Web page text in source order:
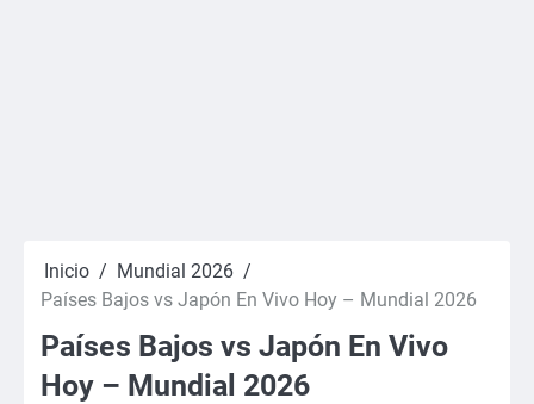
Inicio
Mundial 2026
Países Bajos vs Japón En Vivo Hoy – Mundial 2026
Países Bajos vs Japón En Vivo
Hoy – Mundial 2026